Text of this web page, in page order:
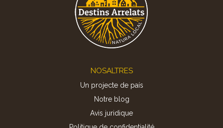
NOSALTRES
Un projecte de país
Notre blog
Avis juridique